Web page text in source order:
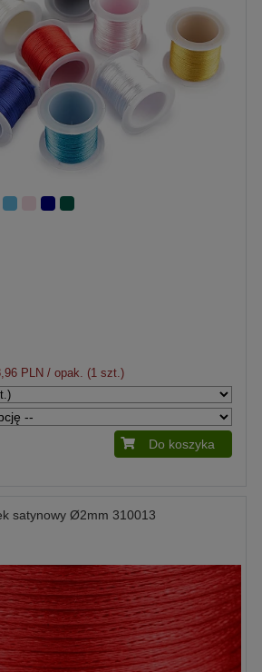
PLN / opak. (1 szt.)
Do koszyka
satynowy Ø2mm 310013